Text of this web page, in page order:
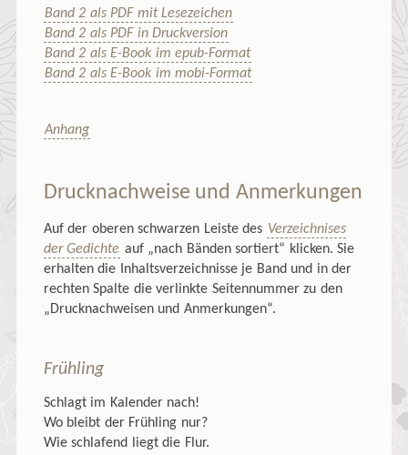
Band 2 als PDF mit Lesezeichen
Band 2 als PDF in Druckversion
Band 2 als E-Book im epub-Format
Band 2 als E-Book im mobi-Format
Anhang
Drucknachweise und Anmerkungen
Auf der oberen schwarzen Leiste des Verzeichnises
der Gedichte auf „nach Bänden sortiert“ klicken. Sie
erhalten die Inhaltsverzeichnisse je Band und in der
rechten Spalte die verlinkte Seitennummer zu den
„Drucknachweisen und Anmerkungen“.
Frühling
Schlagt im Kalender nach!
Wo bleibt der Frühling nur?
Wie schlafend liegt die Flur.